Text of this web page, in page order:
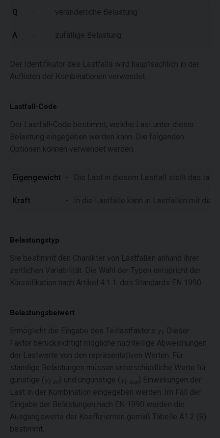
Q - veränderliche Belastung
A - zufällige Belastung
Der Identifikator des Lastfalls wird hauptsächlich in der
Auflisten der Kombinationen verwendet.
Lastfall-Code
Der Lastfall-Code bestimmt, welche Last unter dieser
Belastung eingegeben werden kann. Die folgenden
Optionen können verwendet werden:
Eigengewicht - Die Last in diesem Lastfall stellt das
Kraft - In die Lastfälle kann in Lastfällen mit
Belastungstyp
Sie bestimmt den Charakter von Lastfällen anhand ihrer
zeitlichen Variabilität. Die Wahl der Typen entspricht der
Klassifikation nach Artikel 4.1.1. des Standards EN 1990.
Belastungsbeiwert
Ermöglicht die Eingabe des Teillastfaktors γf
. Dieser
Faktor berücksichtigt mögliche nachteilige Abweichungen
der Lastwerte von den repräsentativen Werten. Für
ständige Belastungen müssen unterschiedliche Werte für
günstige ( γf, inf) und ungünstige ( γf, sup) Einwirkungen der
Last in der Kombination eingegeben werden. Im Fall der
Eingabe der Belastungen nach EN 1990 werden die
Ausgangswerte der Koeffizienten gemäß Tabelle A1.2 (B)
bestimmt.